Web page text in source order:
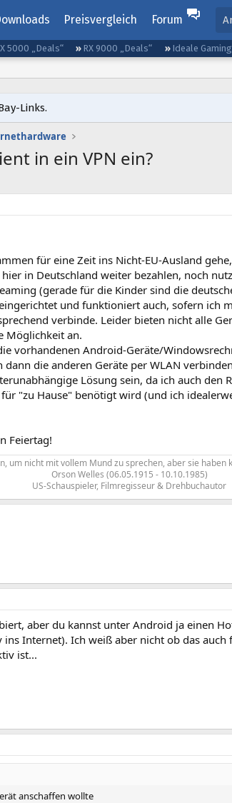
Preisvergleich Forum
5000 „Deals“ RX 9000 „Deals“ Ideale
Links.
in ein VPN ein?
für eine Zeit ins Nicht-EU-Ausland
in Deutschland weiter bezahlen, noch
(gerade für die Kinder sind die
und funktioniert auch, sofern ich
verbinde. Leider bieten nicht alle
Möglichkeit an.
vorhandenen Android-Geräte/
dann die anderen Geräte per WLAN
Lösung sein, da ich auch den
"zu Hause" benötigt wird (und ich
Feiertag!
um nicht mit vollem Mund zu sprechen, aber sie haben
Orson Welles (06.05.1915 - 10.10.1985)
US-Schauspieler, Filmregisseur & Drehbuchautor​
aber du kannst unter Android ja einen
ins Internet). Ich weiß aber nicht ob das
ist...
anschaffen wollte